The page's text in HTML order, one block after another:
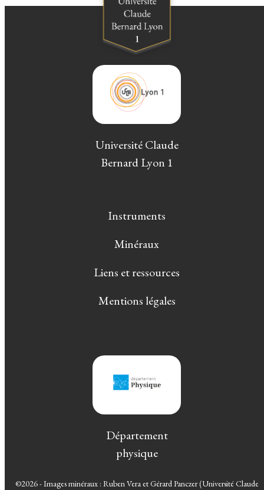
Université Claude
Bernard Lyon 1
Instruments
Minéraux
Liens et ressources
Mentions légales
Département
physique
©2026 - Images minéraux : Ruben Vera et Gérard Panczer (Université Claude